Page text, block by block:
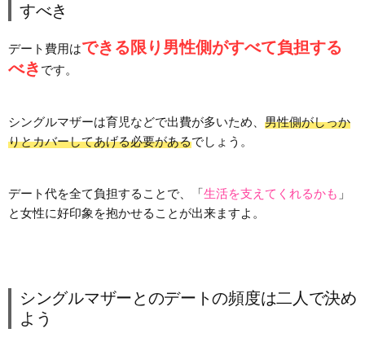
すべき
デート費用はできる限り男性側がすべて負担する
べき です。
シングルマザーは育児などで出費が多いため、 男性側がしっか
りとカバーしてあげる必要があるでしょう。
デート代を全て負担することで、「生活を支えてくれるかも 」
と女性に好印象を抱かせることが出来ますよ。
シングルマザーとのデートの頻度は二人で決め
よう